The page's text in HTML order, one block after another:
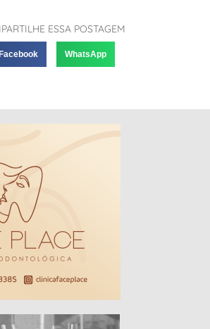
ESSA POSTAGEM
Facebook WhatsApp